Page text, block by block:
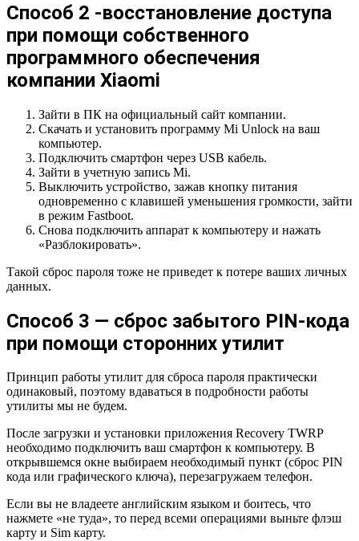
Способ 2 -восстановление доступа
при помощи собственного
программного обеспечения
компании Xiaomi
Зайти в ПК на официальный сайт компании.
Скачать и установить программу Mi Unlock на ваш
компьютер.
Подключить смартфон через USB кабель.
Зайти в учетную запись Mi.
Выключить устройство, зажав кнопку питания
одновременно с клавишей уменьшения громкости, зайти
в режим Fastboot.
Снова подключить аппарат к компьютеру и нажать
«Разблокировать».
Такой сброс пароля тоже не приведет к потере ваших личных
данных.
Способ 3 — сброс забытого PIN-кода
при помощи сторонних утилит
Принцип работы утилит для сброса пароля практически
одинаковый, поэтому вдаваться в подробности работы
утилиты мы не будем.
После загрузки и установки приложения Recovery TWRP
необходимо подключить ваш смартфон к компьютеру. В
открывшемся окне выбираем необходимый пункт (сброс PIN
кода или графического ключа), перезагружаем телефон.
Если вы не владеете английским языком и боитесь, что
нажмете «не туда», то перед всеми операциями выньте флэш
карту и Sim карту.